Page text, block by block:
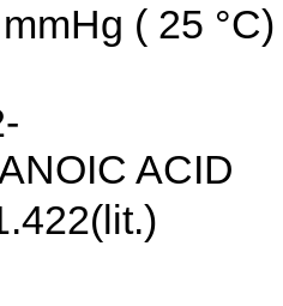
( 25 °C)
ACID